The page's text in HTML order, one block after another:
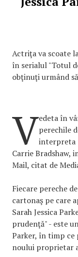
Actriţa va scoate
în serialul "Totul
obţinuţi urmând
Vedeta în
perechile
interpreta
Carrie Bradshaw,
Mail, citat de
Fiecare pereche
cartonaş pe care
Sarah Jessica
prudenţă" - este
Parker, în timp ce
noului proprietar